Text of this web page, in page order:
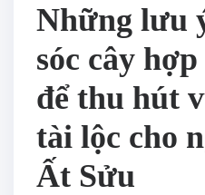
Những lưu
sóc cây
để thu hút
tài lộc cho
Ất Sửu